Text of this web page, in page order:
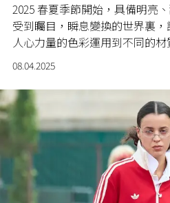
2025 春夏季節開始，具備明亮
受到矚目，瞬息變換的世界裏
人心力量的色彩運用到不同的
樂成為了今季時尚趨勢的關鍵詞
中尋求休憩、喘息的機會，以慢
和紛擾。
08.04.2025